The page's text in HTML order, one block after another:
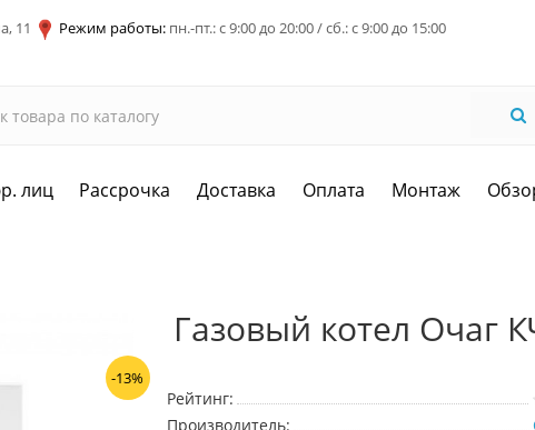
11 Режим работы: пн.-пт.: с 9:00 до 20:00 / сб.: с 9:00 до 15:00
лиц Рассрочка Доставка Оплата Монтаж
-13%
Газовый котел Очаг
Рейтинг:
Производитель: